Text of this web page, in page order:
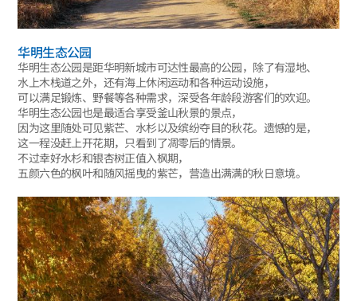
华明生态公园
华明生态公园是距华明新城市可达性最高的公园，除了有湿地、
水上木栈道之外，还有海上休闲运动和各种运动设施，
可以满足锻炼、野餐等各种需求，深受各年龄段游客们的欢迎。
华明生态公园也是最适合享受釜山秋景的景点，
因为这里随处可见紫芒、水杉以及缤纷夺目的秋花。遗憾的是，
这一程没赶上开花期，只看到了凋零后的情景。
不过幸好水杉和银杏树正值入枫期，
五颜六色的枫叶和随风摇曳的紫芒，营造出满满的秋日意境。